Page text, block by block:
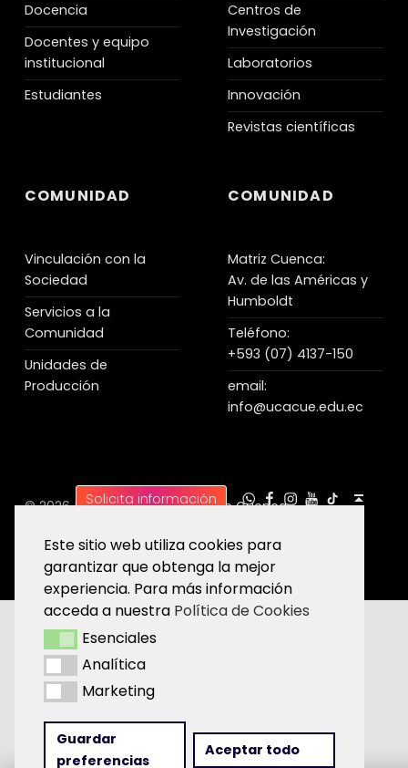
Docencia
Docentes y equipo
institucional
Estudiantes
Centros de
Investigación
Laboratorios
Innovación
Revistas científicas
COMUNIDAD
Vinculación con la
Sociedad
Servicios a la
Comunidad
Unidades de
Producción
COMUNIDAD
Matriz Cuenca:
Av. de las Américas y
Humboldt
Teléfono:
+593 (07) 4137-150
email:
info@ucacue.edu.ec
© 2026 |Universidad Católica de Cuenca
Solicita información
UC WhatsApp
UC en Facebook
UC en Instagram
UC en Youtube
UC Tiktok
Este sitio web utiliza cookies para
garantizar que obtenga la mejor
experiencia. Para más información
acceda a nuestra Política de Cookies
Esenciales
Esenciales
AnalíticaAnalítica
Marketing
Marketing
Guardar
preferencias
Aceptar todo